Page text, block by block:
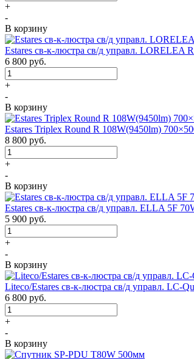
+
-
В корзину
Estares св-к-люстра св/д управл.
6 800 руб.
+
-
В корзину
Estares Triplex Round R 108W(9450lm)
8 800 руб.
+
-
В корзину
Estares св-к-люстра св/д управл. ELLA 5F
5 900 руб.
+
-
В корзину
Liteco/Estares св-к-люстра св/д управл. LC-
6 800 руб.
+
-
В корзину